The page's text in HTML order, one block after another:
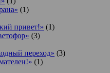
(1)
привет!» (1)
(3)
переход» (3)
(1)